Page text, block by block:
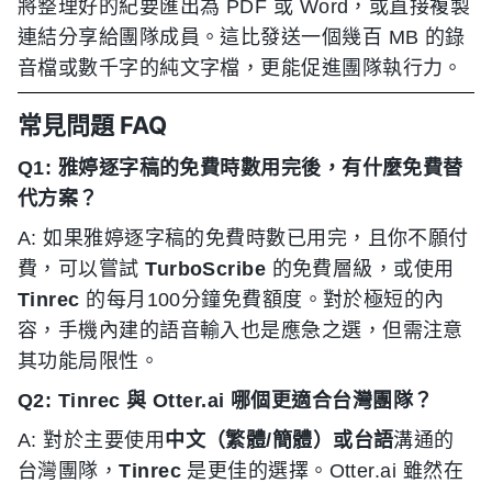
將整理好的紀要匯出為 PDF 或 Word，或直接複製
連結分享給團隊成員。這比發送一個幾百 MB 的錄
音檔或數千字的純文字檔，更能促進團隊執行力。
常見問題 FAQ
Q1: 雅婷逐字稿的免費時數用完後，有什麼免費替
代方案？
A: 如果雅婷逐字稿的免費時數已用完，且你不願付
費，可以嘗試TurboScribe 的免費層級，或使用
Tinrec 的每月100分鐘免費額度。對於極短的內
容，手機內建的語音輸入也是應急之選，但需注意
其功能局限性。
Q2: Tinrec 與 Otter.ai 哪個更適合台灣團隊？
A: 對於主要使用 中文（繁體/簡體） 或台語溝通的
台灣團隊，Tinrec是更佳的選擇。Otter.ai 雖然在